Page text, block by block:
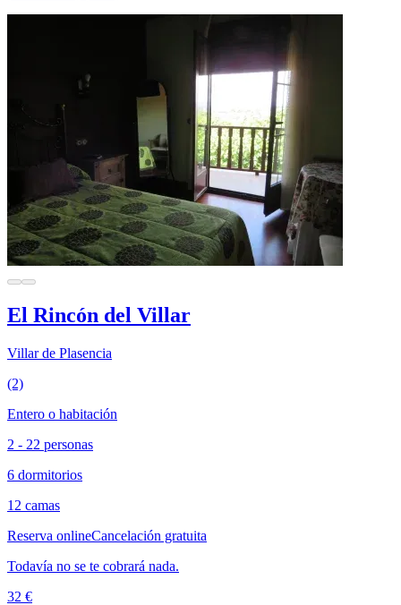
El Rincón del Villar
Villar de Plasencia
(2)
Entero o habitación
2 - 22 personas
6 dormitorios
12 camas
Reserva onlineCancelación gratuita
Todavía no se te cobrará nada.
32 €